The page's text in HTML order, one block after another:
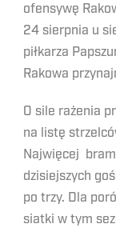
ofensywę
24 sierpnia u
piłkarza
Rakowa
O sile rażenia
na listę
Najwięcej
dzisiejszych
po trzy. Dla
siatki w tym